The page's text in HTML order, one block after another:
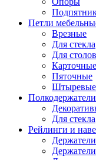
Петли
Врезные
Для стекла
Для столов
Карточные
Пяточные
Штыревые
Полкодержатели
Для стекла
Рейлинги и